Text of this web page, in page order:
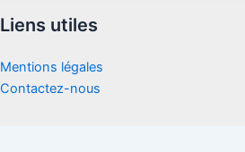
Liens utiles
Mentions légales
Contactez-nous